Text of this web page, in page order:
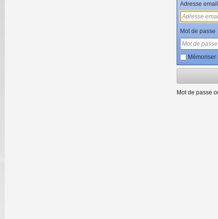
Mot de passe
Adresse email
Mot de passe
Mémoriser